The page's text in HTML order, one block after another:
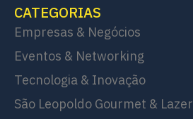
CATEGORIAS
Empresas & Negócios
Eventos & Networking
Tecnologia & Inovação
São Leopoldo Gourmet & Lazer